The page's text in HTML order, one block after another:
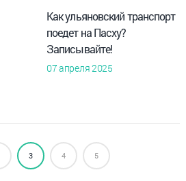
Как ульяновский транспорт
поедет на Пасху?
Записывайте!
07 апреля 2025
3 4 5